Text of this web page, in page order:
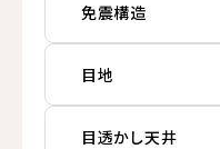
免震構造
目地
目透かし天井